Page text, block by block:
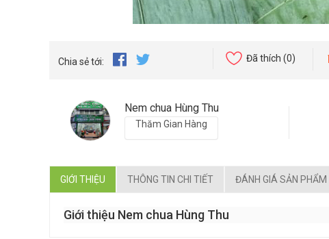
Chia sẻ tới: Đã thích (0)
Nem chua Hùng Thu
Thăm Gian Hàng
GIỚI THIỆU THÔNG TIN CHI TIẾT ĐÁNH GIÁ SẢN PHẨM
Giới thiệu Nem chua Hùng Thu